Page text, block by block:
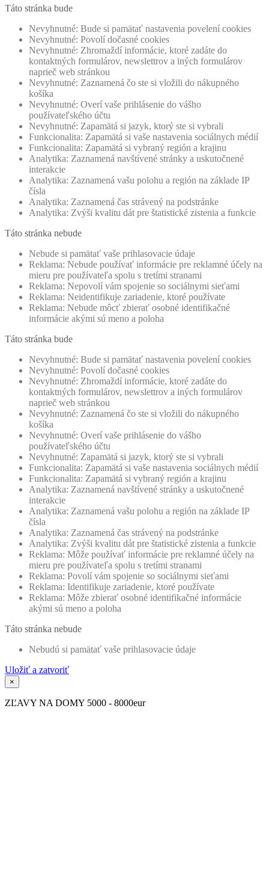
Táto stránka bude
Nevyhnutné: Bude si pamätať nastavenia povelení cookies
Nevyhnutné: Povolí dočasné cookies
Nevyhnutné: Zhromaždí informácie, ktoré zadáte do
kontaktných formulárov, newslettrov a iných formulárov
naprieč web stránkou
Nevyhnutné: Zaznamená čo ste si vložili do nákupného
košíka
Nevyhnutné: Overí vaše prihlásenie do vášho
používateľského účtu
Nevyhnutné: Zapamätá si jazyk, ktorý ste si vybrali
Funkcionalita: Zapamätá si vaše nastavenia sociálnych médií
Funkcionalita: Zapamätá si vybraný región a krajinu
Analytika: Zaznamená navštívené stránky a uskutočnené
interakcie
Analytika: Zaznamená vašu polohu a región na základe IP
čísla
Analytika: Zaznamená čas strávený na podstránke
Analytika: Zvýši kvalitu dát pre štatistické zistenia a funkcie
Táto stránka nebude
Nebude si pamätať vaše prihlasovacie údaje
Reklama: Nebude používať informácie pre reklamné účely na
mieru pre používateľa spolu s tretími stranami
Reklama: Nepovolí vám spojenie so sociálnymi sieťami
Reklama: Neidentifikuje zariadenie, ktoré používate
Reklama: Nebude môcť zbierať osobné identifikačné
informácie akými sú meno a poloha
Táto stránka bude
Nevyhnutné: Bude si pamätať nastavenia povelení cookies
Nevyhnutné: Povolí dočasné cookies
Nevyhnutné: Zhromaždí informácie, ktoré zadáte do
kontaktných formulárov, newslettrov a iných formulárov
naprieč web stránkou
Nevyhnutné: Zaznamená čo ste si vložili do nákupného
košíka
Nevyhnutné: Overí vaše prihlásenie do vášho
používateľského účtu
Nevyhnutné: Zapamätá si jazyk, ktorý ste si vybrali
Funkcionalita: Zapamätá si vaše nastavenia sociálnych médií
Funkcionalita: Zapamätá si vybraný región a krajinu
Analytika: Zaznamená navštívené stránky a uskutočnené
interakcie
Analytika: Zaznamená vašu polohu a región na základe IP
čísla
Analytika: Zaznamená čas strávený na podstránke
Analytika: Zvýši kvalitu dát pre štatistické zistenia a funkcie
Reklama: Môže používať informácie pre reklamné účely na
mieru pre používateľa spolu s tretími stranami
Reklama: Povolí vám spojenie so sociálnymi sieťami
Reklama: Identifikuje zariadenie, ktoré používate
Reklama: Môže zbierať osobné identifikačné informácie
akými sú meno a poloha
Táto stránka nebude
Nebudú si pamätať vaše prihlasovacie údaje
Uložiť a zatvoriť
×
ZĽAVY NA DOMY 5000 - 8000eur